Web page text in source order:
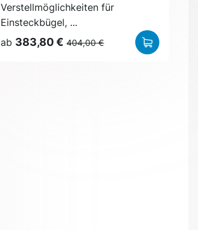
Verstellmöglichkeiten für
Einsteckbügel, ...
ab 383,80 € 404,00 €